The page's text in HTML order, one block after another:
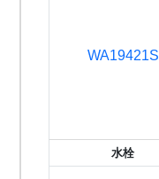
WA19421S
水栓